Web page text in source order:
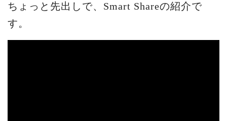
ちょっと先出しで、Smart Shareの紹介で
す。